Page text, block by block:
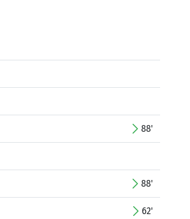
88'
88'
62'